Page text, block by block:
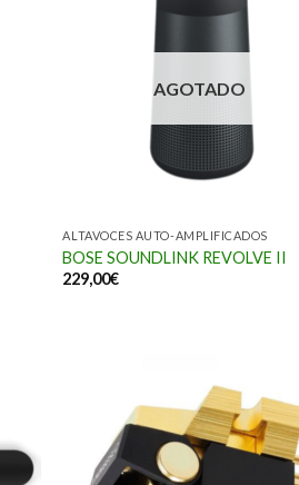
AGOTADO
ALTAVOCES AUTO-AMPLIFICADOS
BOSE SOUNDLINK REVOLVE II
229,00€